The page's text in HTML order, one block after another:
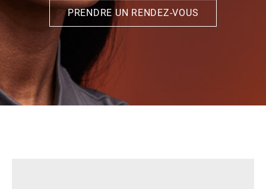
PRENDRE UN RENDEZ-VOUS